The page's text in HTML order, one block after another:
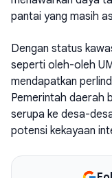
pantai yang masih
Dengan status
seperti oleh-oleh
mendapatkan
Pemerintah daerah
serupa ke desa-
potensi kekayaan